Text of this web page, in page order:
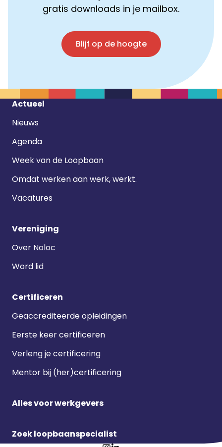
gratis downloads in je mailbox.
Blijf op de hoogte
Footer
Actueel
Nieuws
Agenda
Week van de Loopbaan
Omdat werken aan werk, werkt.
Vacatures
Vereniging
Over Noloc
Word lid
Certificeren
Geaccrediteerde opleidingen
Eerste keer certificeren
Verleng je certificering
Mentor bij (her)certificering
Alles voor werkgevers
Zoek loopbaanspecialist